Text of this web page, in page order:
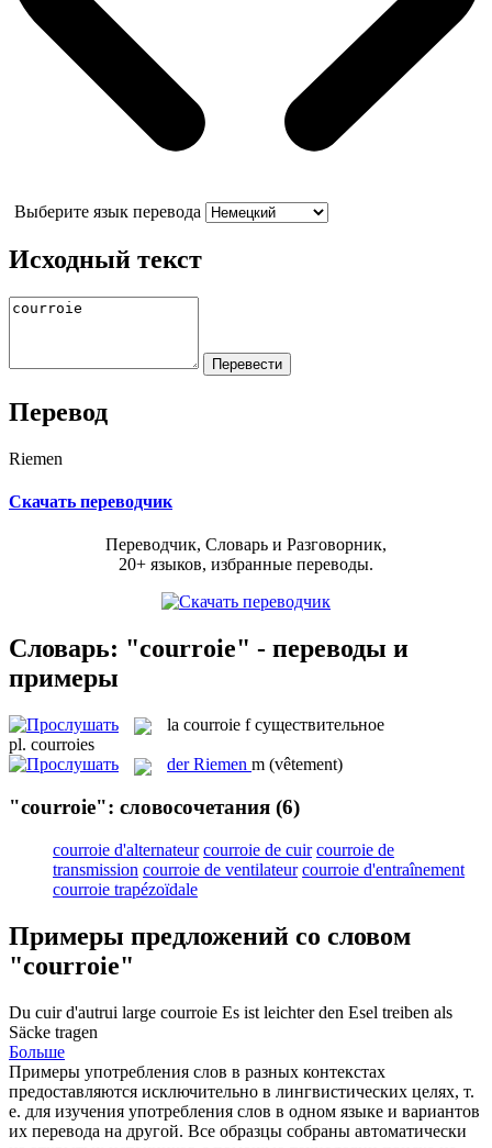
Выберите язык перевода
Исходный текст
Перевод
Riemen
Скачать переводчик
Переводчик, Словарь и Разговорник,
20+ языков, избранные переводы.
Словарь: "courroie" - переводы и
примеры
la courroie f существительное
pl. courroies
derRiemen m (vêtement)
"courroie": словосочетания (6)
courroie d'alternateur courroie de cuir courroie de
transmission courroie de ventilateur courroie d'entraînement
courroie trapézoïdale
Примеры предложений со словом
"courroie"
Du cuir d'autrui large courroie Es ist leichter den Esel treiben als
Säcke tragen
Больше
Примеры употребления слов в разных контекстах
предоставляются исключительно в лингвистических целях, т.
е. для изучения употребления слов в одном языке и вариантов
их перевода на другой. Все образцы собраны автоматически